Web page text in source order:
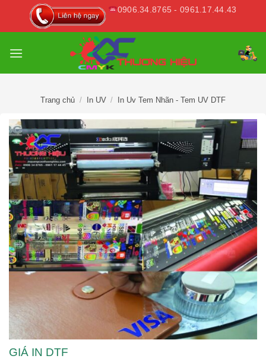
0906.34.8765 - 0961.17.44.43
Trang chủ / In UV / In Uv Tem Nhãn - Tem UV DTF
GIÁ IN DTF